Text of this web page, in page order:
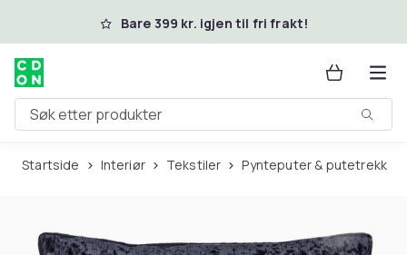
Hopp til hovedinnholdBare 399 kr. igjen til fri frakt!
Søk etter produkter
Startside Interiør Tekstiler Pynteputer & putetrekk